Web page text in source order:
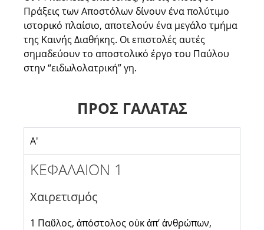
Πράξεις των Αποστόλων δίνουν ένα πολύτιμο
ιστορικό πλαίσιο, αποτελούν ένα μεγάλο τμήμα
της Καινής Διαθήκης. Οι επιστολές αυτές
σημαδεύουν το αποστολικό έργο του Παύλου
στην “ειδωλολατρική” γη.
ΠΡΟΣ ΓΑΛΑΤΑΣ
Α'
ΚΕΦΑΛΑΙΟΝ 1
Χαιρετισμός
1 Παῦλος, ἀπόστολος οὐκ ἀπ’ ἀνθρώπων,